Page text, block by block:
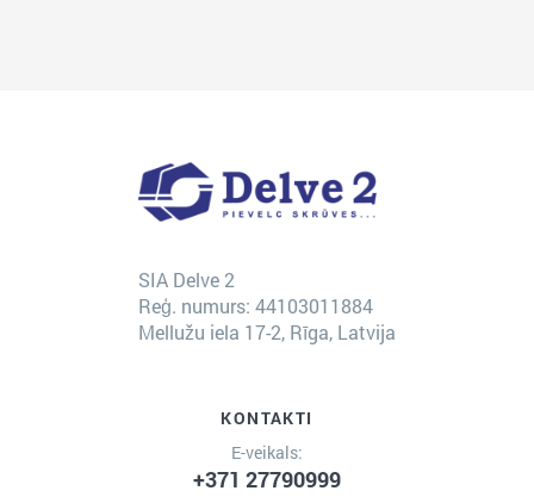
SIA Delve 2
Reģ. numurs: 44103011884
Mellužu iela 17-2, Rīga, Latvija
KONTAKTI
E-veikals:
+371 27790999